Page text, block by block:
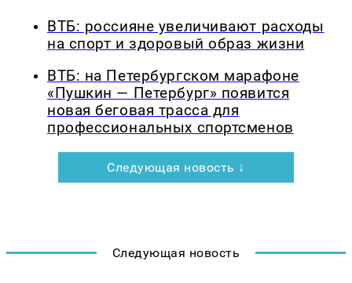
ВТБ: россияне увеличивают расходы
на спорт и здоровый образ жизни
ВТБ: на Петербургском марафоне
«Пушкин — Петербург» появится
новая беговая трасса для
профессиональных спортсменов
Следующая новость ↓
Следующая новость